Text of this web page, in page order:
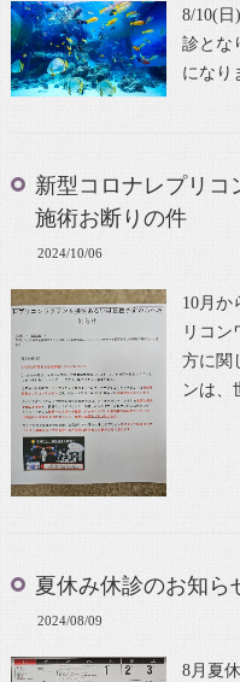
8/10(
診とな
になり
新型コロナレプリコ
施術お断りの件
2024/10/06
10月か
リコン
方に関
ンは
夏休み休診のお知ら
2024/08/09
8月夏